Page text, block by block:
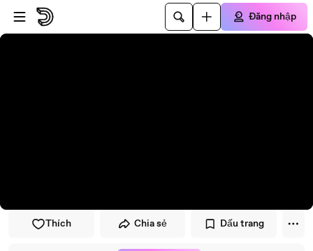
Đi đến trình phát
Đi đến nội dung chính
Đăng nhập
Thích Chia sẻ Dấu trang